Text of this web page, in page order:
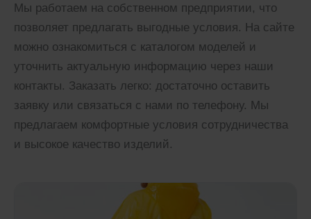
Мы работаем на собственном предприятии, что
позволяет предлагать выгодные условия. На сайте
можно ознакомиться с каталогом моделей и
уточнить актуальную информацию через наши
контакты. Заказать легко: достаточно оставить
заявку или связаться с нами по телефону. Мы
предлагаем комфортные условия сотрудничества
и высокое качество изделий.